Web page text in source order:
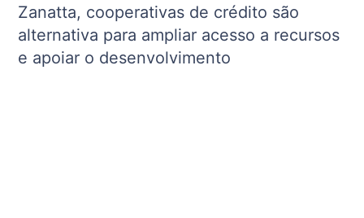
Zanatta, cooperativas de crédito são
alternativa para ampliar acesso a recursos
e apoiar o desenvolvimento